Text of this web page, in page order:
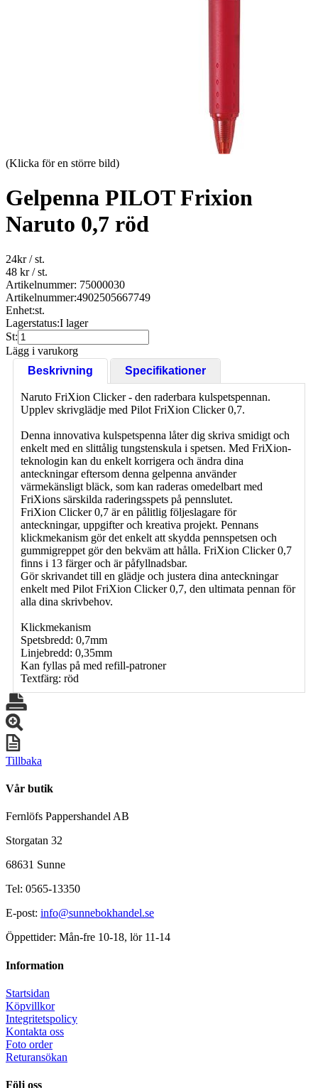
(Klicka för en större bild)
Gelpenna PILOT Frixion
Naruto 0,7 röd
24kr/ st.
48 kr/ st.
Artikelnummer: 75000030
Artikelnummer:4902505667749
Enhet:st.
Lagerstatus:I lager
St:
Lägg i varukorg
Beskrivning
Specifikationer
Naruto FriXion Clicker - den raderbara kulspetspennan.
Upplev skrivglädje med Pilot FriXion Clicker 0,7.
Denna innovativa kulspetspenna låter dig skriva smidigt och
enkelt med en slittålig tungstenskula i spetsen. Med FriXion-
teknologin kan du enkelt korrigera och ändra dina
anteckningar eftersom denna gelpenna använder
värmekänsligt bläck, som kan raderas omedelbart med
FriXions särskilda raderingsspets på pennslutet.
FriXion Clicker 0,7 är en pålitlig följeslagare för
anteckningar, uppgifter och kreativa projekt. Pennans
klickmekanism gör det enkelt att skydda pennspetsen och
gummigreppet gör den bekväm att hålla. FriXion Clicker 0,7
finns i 13 färger och är påfyllnadsbar.
Gör skrivandet till en glädje och justera dina anteckningar
enkelt med Pilot FriXion Clicker 0,7, den ultimata pennan för
alla dina skrivbehov.
Klickmekanism
Spetsbredd: 0,7mm
Linjebredd: 0,35mm
Kan fyllas på med refill-patroner
Textfärg: röd
Tillbaka
Vår butik
Fernlöfs Pappershandel AB
Storgatan 32
68631 Sunne
Tel: 0565-13350
E-post: info@sunnebokhandel.se
Öppettider: Mån-fre 10-18, lör 11-14
Information
Startsidan
Köpvillkor
Integritetspolicy
Kontakta oss
Foto order
Returansökan
Följ oss